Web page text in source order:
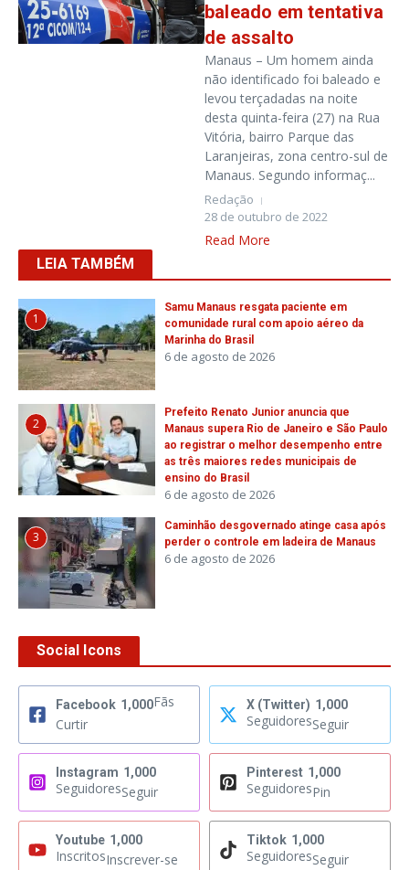
baleado em tentativa
de assalto
Manaus – Um homem ainda
não identificado foi baleado e
levou terçadadas na noite
desta quinta-feira (27) na Rua
Vitória, bairro Parque das
Laranjeiras, zona centro-sul de
Manaus. Segundo informaç...
Redação
28 de outubro de 2022
Read More
LEIA TAMBÉM
1
Samu Manaus resgata paciente em
comunidade rural com apoio aéreo da
Marinha do Brasil
6 de agosto de 2026
2
Prefeito Renato Junior anuncia que
Manaus supera Rio de Janeiro e São Paulo
ao registrar o melhor desempenho entre
as três maiores redes municipais de
ensino do Brasil
6 de agosto de 2026
3
Caminhão desgovernado atinge casa após
perder o controle em ladeira de Manaus
6 de agosto de 2026
Social Icons
Facebook 1,000Fãs
Curtir
X (Twitter) 1,000
SeguidoresSeguir
Instagram 1,000
SeguidoresSeguir
Pinterest 1,000
SeguidoresPin
Youtube 1,000
InscritosInscrever-se
Tiktok 1,000
SeguidoresSeguir